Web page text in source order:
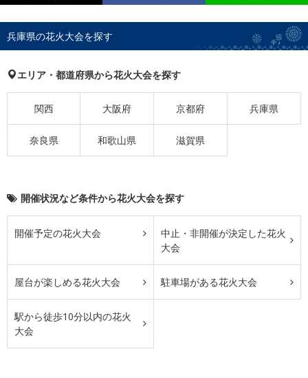
兵庫県の花火大会を探す
エリア・都道府県から花火大会を探す
関西 大阪府 京都府 兵庫県
奈良県 和歌山県 滋賀県
開催状況など条件から花火大会を探す
開催予定の花火大会
中止・非開催が決定した花火
大会
屋台が楽しめる花火大会 駐車場がある花火大会
駅から徒歩10分以内の花火
大会